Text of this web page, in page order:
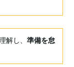
解し、準備を怠